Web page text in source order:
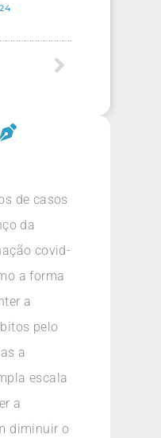
de casos
da
covid-
a forma
a
pelo
a
escala
a
diminuir o